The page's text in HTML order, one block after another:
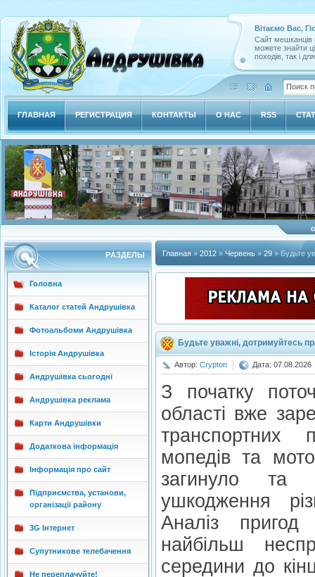
Вітаємо Вас,
Сайт мешканців
можете знайти
походів, так і
ГЛАВНАЯ РЕГИСТРАЦИЯ КОНТАКТЫ О НАС RSS
РAЗДЕЛЫ
Головна
Каталог статей Андрушівка
Фотоальбоми Андрушівка
Історія Андрушівка
Андрушівка сьогодні
Андрушівка реклама
Карти Андрушівки
Додаткова інформація
Інформація про сайт
Підприємства, установи,
організації району
3G Інтернет
Супутникове телебачення
Не переплачуйте!
Главная » 2012 » Червень » 29 » Будьте
Будьте уважні, дотримуйтесь
Автор: Crypton Дата: 07.08.2026
З початку
області вже
транспортних
мопедів та
загинуло та
ушкодження
Аналіз
найбільш
середини до